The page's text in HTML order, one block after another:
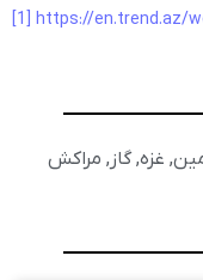
[1] https://en.trend.az/
, غزه,گاز , مراکش